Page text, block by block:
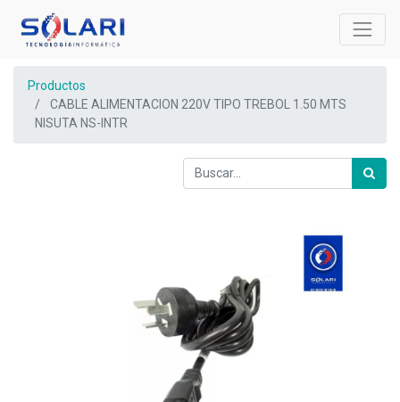
Productos
CABLE ALIMENTACION 220V TIPO TREBOL 1.50 MTS
NISUTA NS-INTR